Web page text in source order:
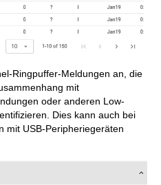
Ringpuffer-Meldungen an, die
mit
oder anderen Low-
Dies kann auch bei
mit USB-Peripheriegeräten